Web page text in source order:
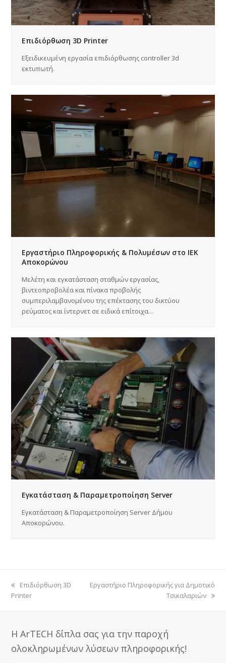
Eπιδιόρθωση 3D Printer
Εξειδικευμένη εργασία επιδιόρθωσης controller 3d
εκτυπωτή.
Εργαστήριο Πληροφορικής & Πολυμέσων στο ΙΕΚ
Αποκορώνου
Μελέτη και εγκατάσταση σταθμών εργασίας,
βιντεοπροβολέα και πίνακα προβολής
συμπεριλαμβανομένου της επέκτασης του δικτύου
ρεύματος και ίντερνετ σε ειδικά επίτοιχα…
Εγκατάσταση & Παραμετροποίηση Server
Εγκατάσταση & Παραμετροποίηση Server Δήμου
Αποκορώνου.
previous
post:
Eπιδιόρθωση 3D
Printer
next
Εργαστήριο Πληροφορικής για Δημοτικό
Τσικαλαριών
Η ArTECH δίπλα σας για την παροχή
ολοκληρωμένων λύσεων πληροφορικής!